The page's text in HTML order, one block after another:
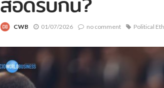
CWB 01/07/2026 no comment Political